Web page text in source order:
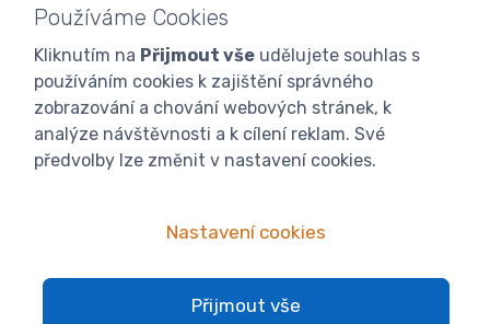
voskový
Mor
včelího
plodu
Používáme Cookies
Kliknutím na Přijmout vše udělujete souhlas s
používáním cookies k zajištění správného
zobrazování a chování webových stránek, k
analýze návštěvnosti a k cílení reklam. Své
předvolby lze změnit v nastavení cookies.
Nastavení cookies
Přijmout vše